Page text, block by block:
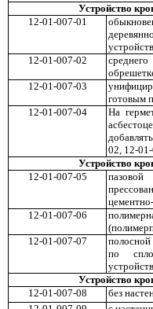
Устройство
12-01-007-01
12-01-007-02
12-01-007-03
готовым
12-01-007-04
На
02, 12-
Устройство
12-01-007-05
12-01-007-06
12-01-007-07
полосной
по
Устройство
12-01-007-08
без